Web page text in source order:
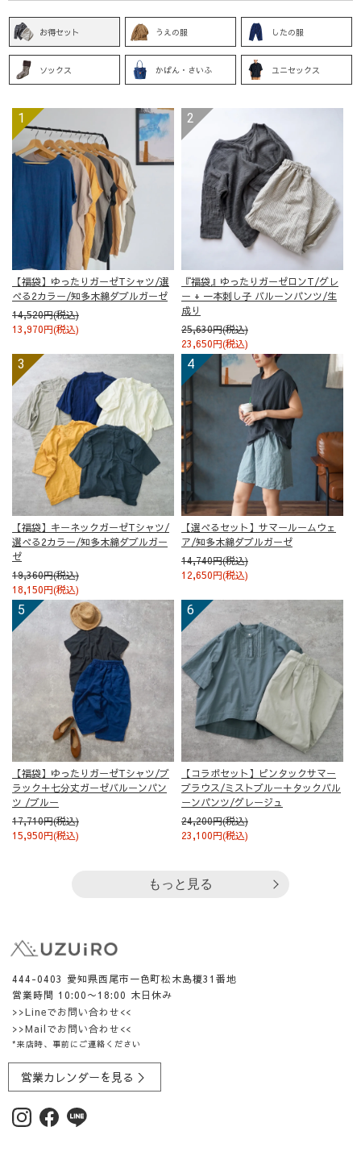
お得セット うえの服 したの服
ソックス かばん・さいふ ユニセックス
【福袋】ゆったりガーゼTシャツ/選
べる2カラー/知多木綿ダブルガーゼ
14,520円(税込)
13,970円(税込)
『福袋』ゆったりガーゼロンT/グレ
ー + 一本刺し子 バルーンパンツ/生
成り
25,630円(税込)
23,650円(税込)
【福袋】キーネックガーゼTシャツ/
選べる2カラー/知多木綿ダブルガー
ゼ
19,360円(税込)
18,150円(税込)
【選べるセット】サマールームウェ
ア/知多木綿ダブルガーゼ
14,740円(税込)
12,650円(税込)
【福袋】ゆったりガーゼTシャツ/ブ
ラック＋七分丈ガーゼバルーンパン
ツ /ブルー
17,710円(税込)
15,950円(税込)
【コラボセット】ピンタックサマー
ブラウス/ミストブルー＋タックバル
ーンパンツ/グレージュ
24,200円(税込)
23,100円(税込)
もっと見る
444-0403 愛知県西尾市一色町松木島榎31番地
営業時間 10:00〜18:00 木日休み
>>Lineでお問い合わせ<<
>>Mailでお問い合わせ<<
*来店時、事前にご連絡ください
営業カレンダーを見る ＞